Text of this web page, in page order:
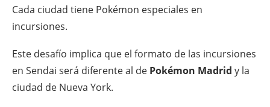
Cada ciudad tiene Pokémon especiales en
incursiones.
Este desafío implica que el formato de las incursiones
en Sendai será diferente al de Pokémon Madrid y la
ciudad de Nueva York.